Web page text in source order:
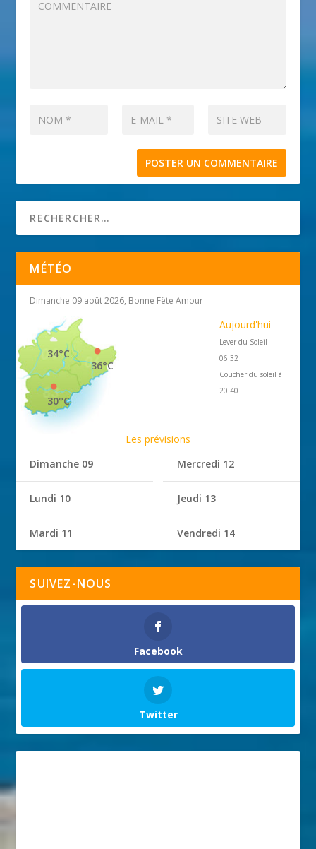
MÉTÉO
Dimanche 09 août 2026, Bonne Fête Amour
36°C
34°C
30°C
Aujourd'hui
Lever du Soleil
06:32
Coucher du soleil à
20:40
Les prévisions
Dimanche 09
Lundi 10
Mardi 11
Mercredi 12
Jeudi 13
Vendredi 14
SUIVEZ-NOUS
Facebook
Twitter